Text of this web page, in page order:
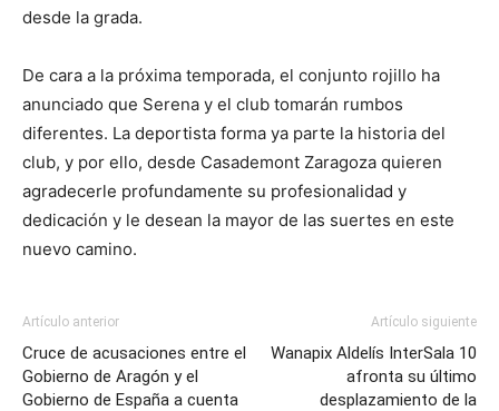
desde la grada.
De cara a la próxima temporada, el conjunto rojillo ha
anunciado que Serena y el club tomarán rumbos
diferentes. La deportista forma ya parte la historia del
club, y por ello, desde Casademont Zaragoza quieren
agradecerle profundamente su profesionalidad y
dedicación y le desean la mayor de las suertes en este
nuevo camino.
Artículo anterior
Cruce de acusaciones entre el
Gobierno de Aragón y el
Gobierno de España a cuenta
Artículo siguiente
Wanapix Aldelís InterSala 10
afronta su último
desplazamiento de la